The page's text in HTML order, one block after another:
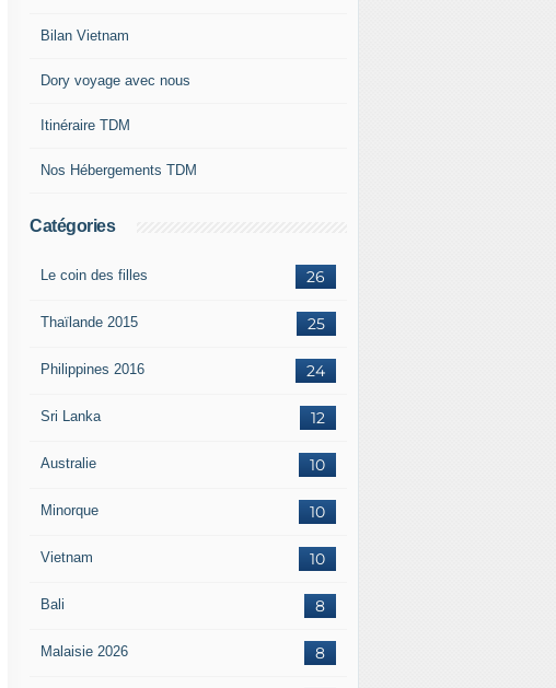
Bilan Vietnam
Dory voyage avec nous
Itinéraire TDM
Nos Hébergements TDM
Catégories
26
Le coin des filles
25
Thaïlande 2015
24
Philippines 2016
12
Sri Lanka
10
Australie
10
Minorque
10
Vietnam
8
Bali
8
Malaisie 2026